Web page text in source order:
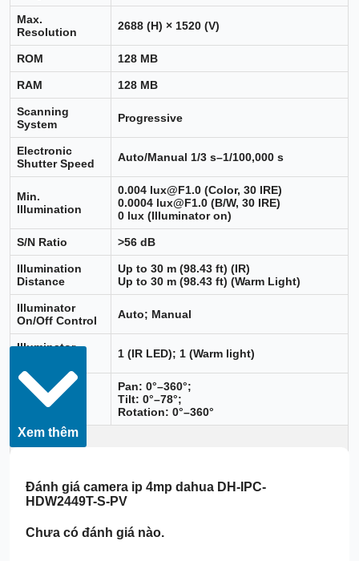
Max.
Resolution
2688 (H) × 1520 (V)
ROM 128 MB
RAM 128 MB
Scanning
System
Progressive
Electronic
Shutter Speed
Auto/Manual 1/3 s–1/100,000 s
Min.
Illumination
0.004 lux@F1.0 (Color, 30 IRE)
0.0004 lux@F1.0 (B/W, 30 IRE)
0 lux (Illuminator on)
S/N Ratio >56 dB
Illumination
Distance
Up to 30 m (98.43 ft) (IR)
Up to 30 m (98.43 ft) (Warm Light)
Illuminator
On/Off Control
Auto; Manual
Illuminator
1 (IR LED); 1 (Warm light)
Angle
Adjustment
Pan: 0°–360°;
Tilt: 0°–78°;
Rotation: 0°–360°
Lens
Lens Mount M12
Xem thêm
Đánh giácamera ip 4mp dahua DH-IPC-
HDW2449T-S-PV
Chưa có đánh giá nào.